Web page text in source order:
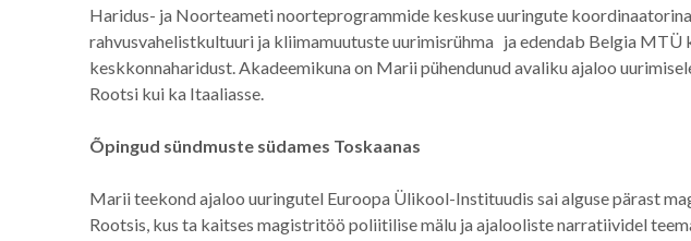
Haridus- ja Noorteameti noorteprogrammide keskuse uuringute
rahvusvahelistkultuuri ja kliimamuutuste uurimisrühma ja edendab Belgia MTÜ
keskkonnaharidust. Akadeemikuna on Marii pühendunud avaliku ajaloo
Rootsi kui ka Itaaliasse.
Õpingud sündmuste südames Toskaanas
Marii teekond ajaloo uuringutel Euroopa Ülikool-Instituudis sai alguse pärast
Rootsis, kus ta kaitses magistritöö poliitilise mälu ja ajalooliste narratiividel